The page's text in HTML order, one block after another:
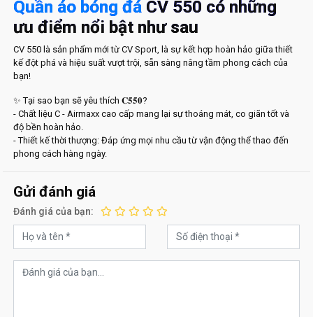
Quần áo bóng đáCV 550 có những
ưu điểm nổi bật như sau
CV 550 là sản phẩm mới từ CV Sport, là sự kết hợp hoàn hảo giữa thiết
kế đột phá và hiệu suất vượt trội, sẵn sàng nâng tầm phong cách của
bạn!
✨ Tại sao bạn sẽ yêu thích 𝐂𝟓𝟓𝟎?
- Chất liệu C - Airmaxx cao cấp mang lại sự thoáng mát, co giãn tốt và
độ bền hoàn hảo.
- Thiết kế thời thượng: Đáp ứng mọi nhu cầu từ vận động thể thao đến
phong cách hàng ngày.
Gửi đánh giá
Đánh giá của bạn: